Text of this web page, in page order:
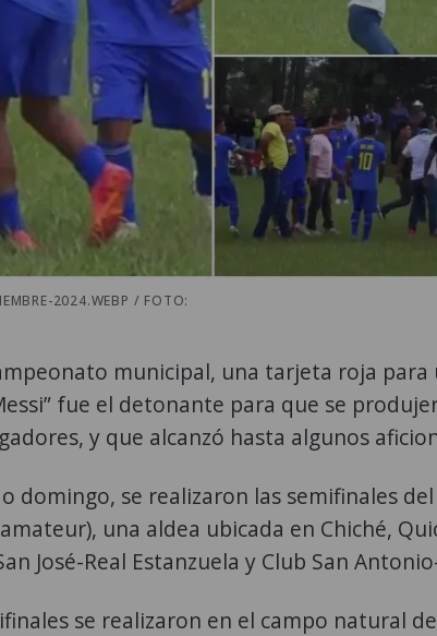
2024.WEBP / FOTO:
municipal, una tarjeta roja
fue el detonante para que se
y que alcanzó hasta algunos
domingo, se realizaron las semifinales del
una aldea ubicada en Chiché,
José-Real Estanzuela y Club San
se realizaron en el campo natural